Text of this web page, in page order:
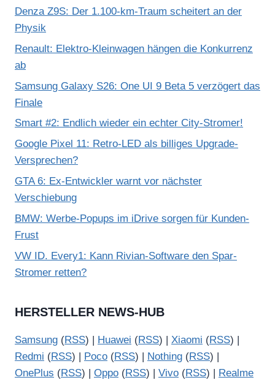
Denza Z9S: Der 1.100-km-Traum scheitert an der
Physik
Renault: Elektro-Kleinwagen hängen die Konkurrenz
ab
Samsung Galaxy S26: One UI 9 Beta 5 verzögert das
Finale
Smart #2: Endlich wieder ein echter City-Stromer!
Google Pixel 11: Retro-LED als billiges Upgrade-
Versprechen?
GTA 6: Ex-Entwickler warnt vor nächster
Verschiebung
BMW: Werbe-Popups im iDrive sorgen für Kunden-
Frust
VW ID. Every1: Kann Rivian-Software den Spar-
Stromer retten?
HERSTELLER NEWS-HUB
Samsung (RSS) | Huawei (RSS) | Xiaomi (RSS) |
Redmi (RSS) | Poco (RSS) | Nothing (RSS) |
OnePlus (RSS) | Oppo (RSS) | Vivo (RSS) |
Realme